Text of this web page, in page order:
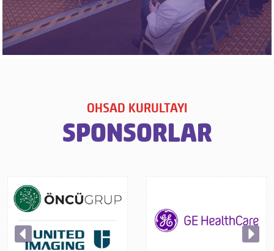
OHSAD KURULTAYI
SPONSORLAR